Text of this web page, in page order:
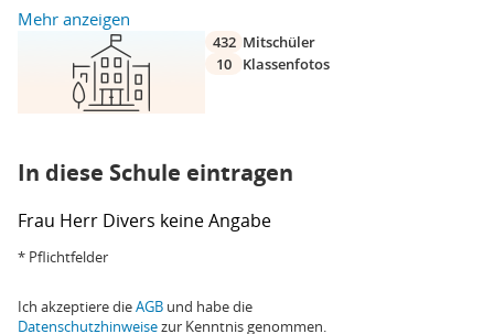
Mehr anzeigen
432 Mitschüler
10
Klassenfotos
In diese Schule eintragen
Frau Herr Divers keine Angabe
* Pflichtfelder
Ich akzeptiere dieAGB und habe die
Datenschutzhinweisezur Kenntnis genommen.